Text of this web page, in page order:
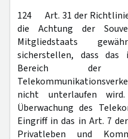
124 Art. 31 der
die Achtung der
Mitgliedstaats
sicherstellen, dass
Bereich der
nicht unterlaufen
Überwachung des
Eingriff in das in Art. 7
Privatleben und